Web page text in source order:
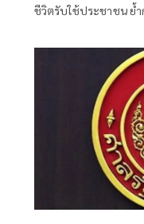
ชีวิตรับใช้ประชาชน ย้